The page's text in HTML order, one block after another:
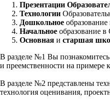
Презентации
Технологии
Дошкольное
Начальное образование
Основная и старшая
В разделе №1 Вы
и преемственности на примере
В разделе №2 представлены
технология оценивания,